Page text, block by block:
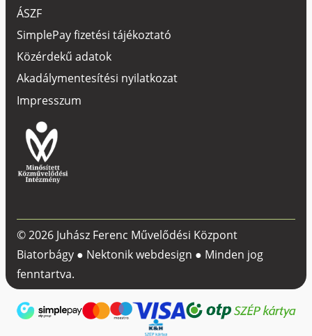
ÁSZF
SimplePay fizetési tájékoztató
Közérdekű adatok
Akadálymentesítési nyilatkozat
Impresszum
© 2026 Juhász Ferenc Művelődési Központ
Biatorbágy ● Nektonik webdesign ● Minden jog
fenntartva.